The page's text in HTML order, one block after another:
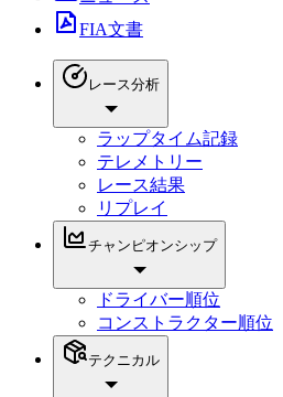
FIA文書
レース分析
ラップタイム記録
テレメトリー
レース結果
リプレイ
チャンピオンシップ
ドライバー順位
コンストラクター順位
テクニカル